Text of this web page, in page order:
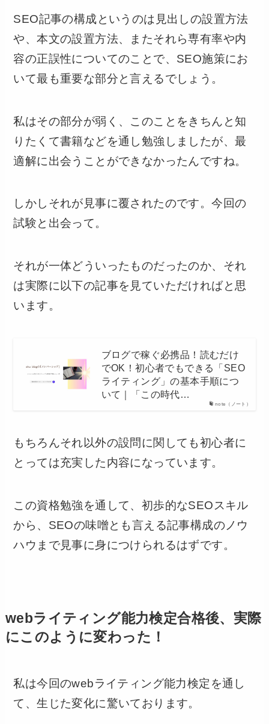
SEO記事の構成というのは見出しの設置方法
や、本文の設置方法、またそれら専有率や内
容の正誤性についてのことで、SEO施策にお
いて最も重要な部分と言えるでしょう。
私はその部分が弱く、このことをきちんと知
りたくて書籍などを通し勉強しましたが、最
適解に出会うことができなかったんですね。
しかしそれが見事に覆されたのです。今回の
試験と出会って。
それが一体どういったものだったのか、それ
は実際に以下の記事を見ていただければと思
います。
note（ノート）
ブログで稼ぐ必携品！読むだけ
でOK！初心者でもできる「SEO
ライティング」の基本手順につ
いて｜「この時代…
もちろんそれ以外の設問に関しても初心者に
とっては充実した内容になっています。
この資格勉強を通して、初歩的なSEOスキル
から、SEOの味噌とも言える記事構成のノウ
ハウまで見事に身につけられるはずです。
webライティング能力検定合格後、実際
にこのように変わった！
私は今回のwebライティング能力検定を通し
て、生じた変化に驚いております。